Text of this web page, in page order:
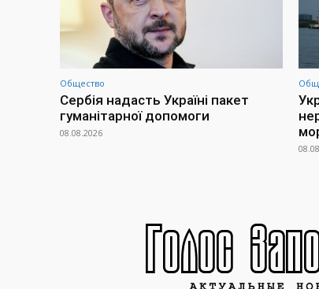
Общество
Сербія надасть Україні пакет
гуманітарної допомоги
08.08.2026